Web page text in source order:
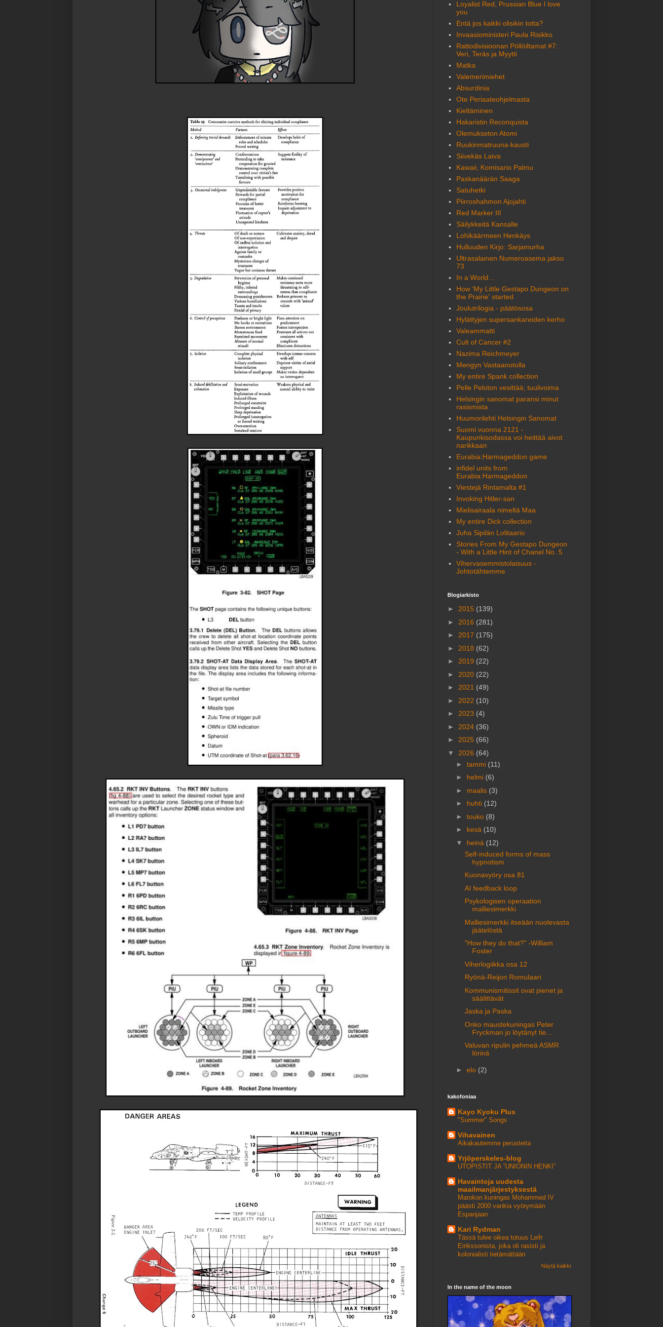
Loyalist Red, Prussian Blue I love
you
Entä jos kaikki olisikin totta?
Invaasioministeri Paula Risikko
Rattodivisioonan Pöllöiltamat #7:
Veri, Teräs ja Myytti
Matka
Valemerimiehet
Absurdinia
Ote Periaateohjelmasta
Kieltäminen
Hakaristin Reconquista
Olemukseton Atomi
Ruukinmatruuna-kausti
Siivekäs Laiva
Kawaii, Komisario Palmu
Paskanäärän Saaga
Satuhetki
Piirroshahmon Ajojahti
Red Marker III
Säilykkeitä Kansalle
Lohikäärmeen Henkäys
Hulluuden Kirjo: Sarjamurha
Ultrasalainen Numeroasema jakso
73
In a World...
How 'My Little Gestapo Dungeon on
the Prairie' started
Joulutrilogia - päätösosa
Hylättyjen supersankareiden kerho
Valeammatti
Cult of Cancer #2
Nazima Reichmeyer
Mengyn Vastaanotolla
My entire Spank collection
Pelle Peloton vesittää; tuulivoima
Helsingin sanomat paransi minut
rasismista
Huumorilehti Helsingin Sanomat
Suomi vuonna 2121 -
Kaupunkisodassa voi heittää aivot
narikkaan
Eurabia:Harmageddon game
infidel units from
Eurabia:Harmageddon
Viestejä Rintamalta #1
Invoking Hitler-san
Mielisairaala nimeltä Maa
My entire Dick collection
Juha Sipilän Lolitaario
Stories From My Gestapo Dungeon
- With a Little Hint of Chanel No. 5
Vihervasemmistolaisuus -
Johtotähtemme
Blogiarkisto
► 2015 (139)
► 2016 (281)
► 2017 (175)
► 2018 (62)
► 2019 (22)
► 2020 (22)
► 2021 (49)
► 2022 (10)
► 2023 (4)
► 2024 (36)
► 2025 (66)
▼ 2026 (64)
► tammi (11)
► helmi (6)
► maalis (3)
► huhti (12)
► touko (8)
► kesä (10)
▼ heinä (12)
Self-induced forms of mass
hypnotism
Kuonavyöry osa 81
AI feedback loop
Psykologisen operaation
malliesimerkki
Malliesimerkki itseään nuolevasta
jäätelöstä
"How they do that?" -William
Foster
Viherlogiikka osa 12
Ryönä-Reijon Romulaari
Kommunismitissit ovat pienet ja
säälittävät
Jaska ja Paska
Onko maustekuningas Peter
Fryckman jo löytänyt tie...
Valuvan ripulin pehmeä ASMR
lörinä
► elo (2)
kakofoniaa
Kayo Kyoku Plus
"Summer" Songs
Vihavainen
Aikakautemme perusteita
Yrjöperskeles-blog
UTOPISTIT JA ”UNIONIN HENKI”
Havaintoja uudesta
maailmanjärjestyksestä
Marokon kuningas Mohammed IV
päästi 2000 vankia vyörymään
Espanjaan
Kari Rydman
Tässä tulee oikea totuus Leifr
Eirikssonista, joka oli rasisti ja
kolonialisti tietämättään
Näytä kaikki
In the name of the moon